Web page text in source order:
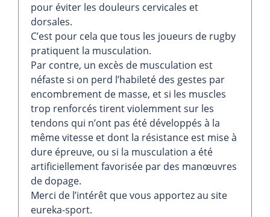
pour éviter les douleurs cervicales et
dorsales.
C’est pour cela que tous les joueurs de rugby
pratiquent la musculation.
Par contre, un excès de musculation est
néfaste si on perd l’habileté des gestes par
encombrement de masse, et si les muscles
trop renforcés tirent violemment sur les
tendons qui n’ont pas été développés à la
même vitesse et dont la résistance est mise à
dure épreuve, ou si la musculation a été
artificiellement favorisée par des manœuvres
de dopage.
Merci de l’intérêt que vous apportez au site
eureka-sport.